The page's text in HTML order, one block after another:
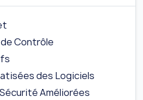
Contrôle
des Logiciels
Améliorées